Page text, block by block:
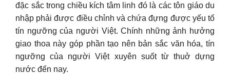
đặc sắc trong chiều kích tâm linh đó là các tôn giáo du
nhập phải được điều chỉnh và chứa đựng được yếu tố
tín ngưỡng của người Việt. Chính những ảnh hưởng
giao thoa này góp phần tạo nên bản sắc văn hóa, tín
ngưỡng của người Việt xuyên suốt từ thuở dựng
nước đến nay.